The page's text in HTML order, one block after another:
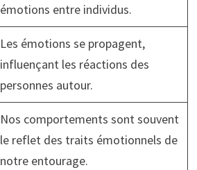
émotions entre individus.
Les émotions se propagent,
influençant les réactions des
personnes autour.
Nos comportements sont souvent
le reflet des traits émotionnels de
notre entourage.